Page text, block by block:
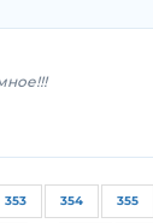
353 354 355